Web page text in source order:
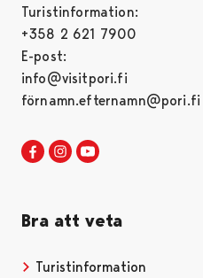
Turistinformation:
+358 2 621 7900
E-post:
info@visitpori.fi
förnamn.efternamn@pori.fi
Visit Pori in Facebook
Opens in a new tab
Visit Pori in Instagram
Opens in a new tab
Bra att veta
Turistinformation